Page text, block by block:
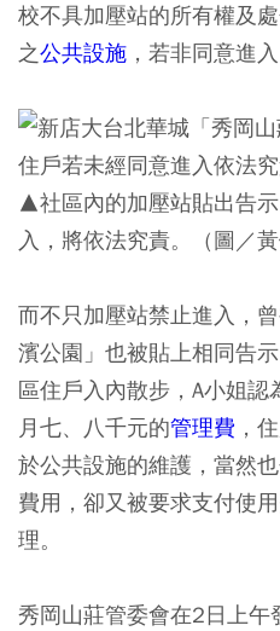
校不具加壓站的所有權及
之公共設施 ，若非同意進
▲社區內的加壓站貼出告
入，將依法究責。（圖／黃
而不只加壓站禁止進入，
濱公園」也被貼上相同告
區住戶入內散步，A小姐
月七、八千元的管理費 ，
於公共設施的維護，當然
費用，卻又被要求支付使
理。
秀岡山莊管委會在2日上午